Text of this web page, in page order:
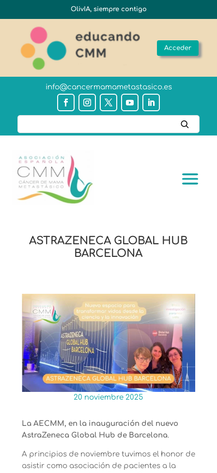
OlivIA, siempre contigo
Acceder
info@cancermamametastasico.es
ASTRAZENECA GLOBAL HUB
BARCELONA
20 noviembre 2025
La AECMM, en la inauguración del nuevo
AstraZeneca Global Hub de Barcelona.
A principios de noviembre tuvimos el honor de
asistir como asociación de pacientes a la